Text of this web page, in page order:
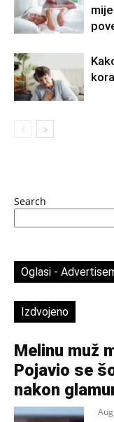
Search
Oglasi -
Izdvojeno
Melinu muž
Pojavio se
nakon